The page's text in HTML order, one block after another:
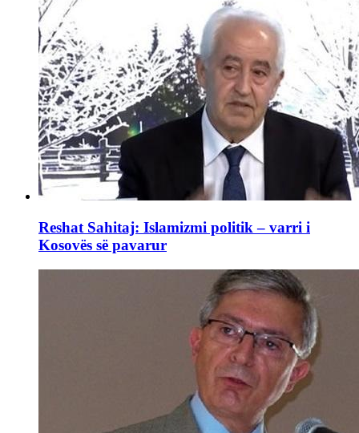
Reshat Sahitaj: Islamizmi politik – varri i
Kosovës së pavarur